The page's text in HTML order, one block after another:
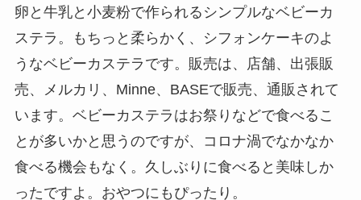
卵と牛乳と小麦粉で作られるシンプルなベビーカ
ステラ。もちっと柔らかく、シフォンケーキのよ
うなベビーカステラです。販売は、店舗、出張販
売、メルカリ、Minne、BASEで販売、通販されて
います。ベビーカステラはお祭りなどで食べるこ
とが多いかと思うのですが、コロナ渦でなかなか
食べる機会もなく。久しぶりに食べると美味しか
ったですよ。おやつにもぴったり。